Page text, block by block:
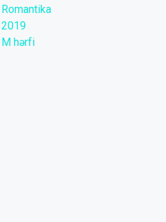
Romantika
2019
M hərfi